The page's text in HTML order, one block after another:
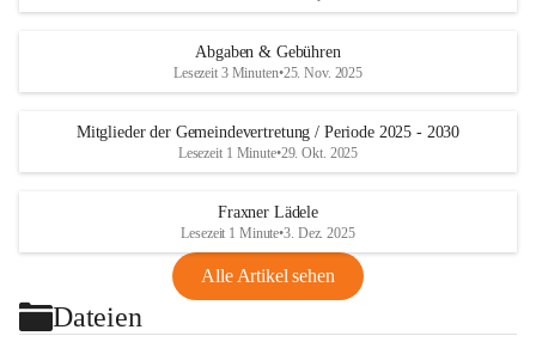
Abgaben & Gebühren
Lesezeit 3 Minuten•25. Nov. 2025
Mitglieder der Gemeindevertretung / Periode 2025 - 2030
Lesezeit 1 Minute•29. Okt. 2025
Fraxner Lädele
Lesezeit 1 Minute•3. Dez. 2025
Alle Artikel sehen
Dateien